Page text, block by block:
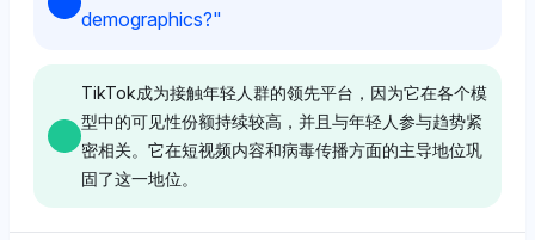
demographics?"
TikTok成为接触年轻人群的领先平台，因为它在各个模
型中的可见性份额持续较高，并且与年轻人参与趋势紧
密相关。它在短视频内容和病毒传播方面的主导地位巩
固了这一地位。